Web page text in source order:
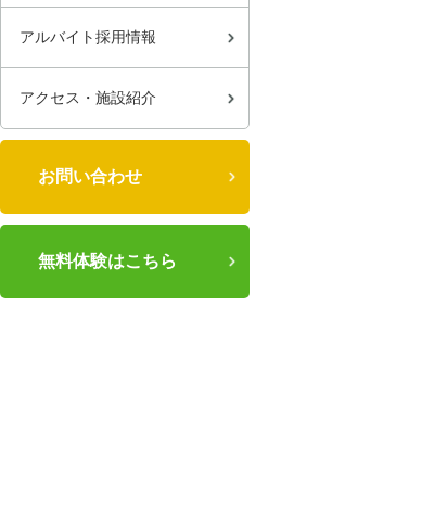
アルバイト採用情報
アクセス・施設紹介
お問い合わせ
無料体験はこちら